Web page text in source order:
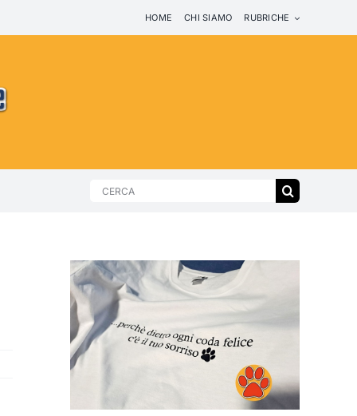
HOME CHI SIAMO RUBRICHE
Search